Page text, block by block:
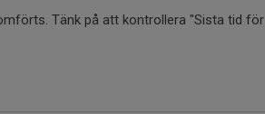
Tänk på att kontrollera "Sista tid för